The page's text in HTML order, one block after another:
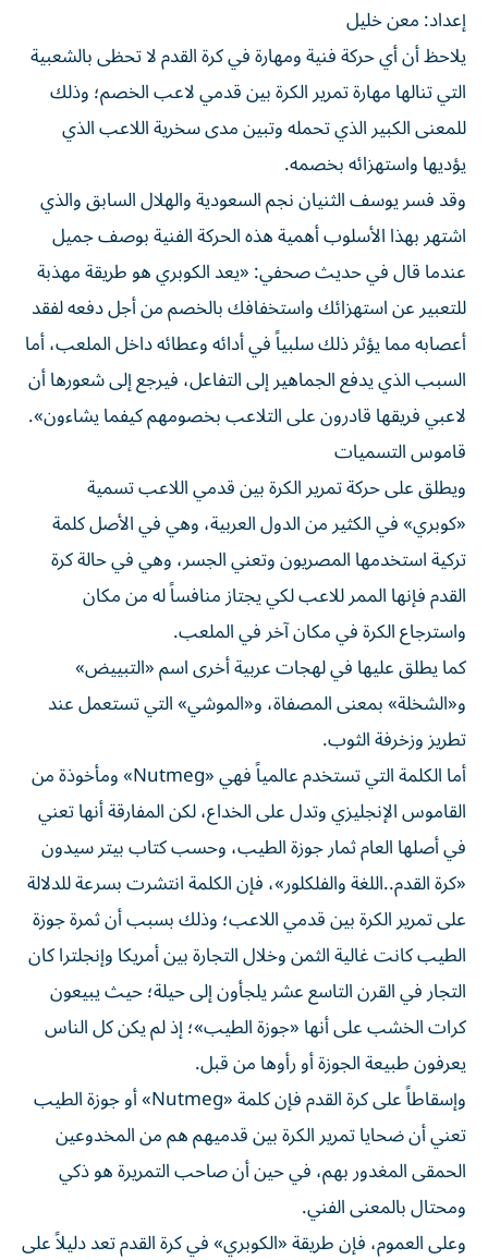
إعداد: معن خليل
يلاحظ أن أي حركة فنية ومهارة في كرة القدم لا تحظى بالشعبية
التي تنالها مهارة تمرير الكرة بين قدمي لاعب الخصم؛ وذلك
للمعنى الكبير الذي تحمله وتبين مدى سخرية اللاعب الذي
يؤديها واستهزائه بخصمه.
وقد فسر يوسف الثنيان نجم السعودية والهلال السابق والذي
اشتهر بهذا الأسلوب أهمية هذه الحركة الفنية بوصف جميل
عندما قال في حديث صحفي: «يعد الكوبري هو طريقة مهذبة
للتعبير عن استهزائك واستخفافك بالخصم من أجل دفعه لفقد
أعصابه مما يؤثر ذلك سلبياً في أدائه وعطائه داخل الملعب، أما
السبب الذي يدفع الجماهير إلى التفاعل، فيرجع إلى شعورها أن
لاعبي فريقها قادرون على التلاعب بخصومهم كيفما يشاءون».
قاموس التسميات
ويطلق على حركة تمرير الكرة بين قدمي اللاعب تسمية
«كوبري» في الكثير من الدول العربية، وهي في الأصل كلمة
تركية استخدمها المصريون وتعني الجسر، وهي في حالة كرة
القدم فإنها الممر للاعب لكي يجتاز منافساً له من مكان
واسترجاع الكرة في مكان آخر في الملعب.
كما يطلق عليها في لهجات عربية أخرى اسم «التبييض»
و«الشخلة» بمعنى المصفاة، و«الموشي» التي تستعمل عند
تطريز وزخرفة الثوب.
أما الكلمة التي تستخدم عالمياً فهي «Nutmeg» ومأخوذة من
القاموس الإنجليزي وتدل على الخداع، لكن المفارقة أنها تعني
في أصلها العام ثمار جوزة الطيب، وحسب كتاب بيتر سيدون
«كرة القدم..اللغة والفلكلور»، فإن الكلمة انتشرت بسرعة للدلالة
على تمرير الكرة بين قدمي اللاعب؛ وذلك بسبب أن ثمرة جوزة
الطيب كانت غالية الثمن وخلال التجارة بين أمريكا وإنجلترا كان
التجار في القرن التاسع عشر يلجأون إلى حيلة؛ حيث يبيعون
كرات الخشب على أنها «جوزة الطيب»؛ إذ لم يكن كل الناس
يعرفون طبيعة الجوزة أو رأوها من قبل.
وإسقاطاً على كرة القدم فإن كلمة «Nutmeg» أو جوزة الطيب
تعني أن ضحايا تمرير الكرة بين قدميهم هم من المخدوعين
الحمقى المغدور بهم، في حين أن صاحب التمريرة هو ذكي
ومحتال بالمعنى الفني.
وعلى العموم، فإن طريقة «الكوبري» في كرة القدم تعد دليلاً على